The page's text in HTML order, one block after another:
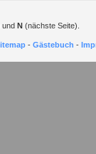
und N (nächste Seite).
- Gästebuch -